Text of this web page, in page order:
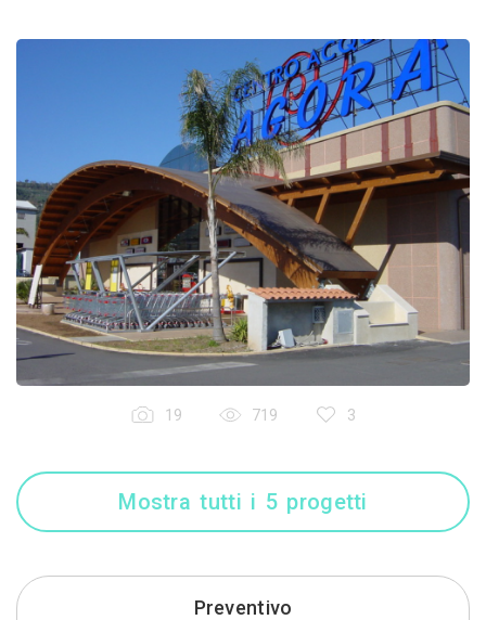
19 719 3
Mostra tutti i 5 progetti
Preventivo